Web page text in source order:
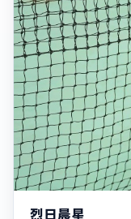
烈日晨星